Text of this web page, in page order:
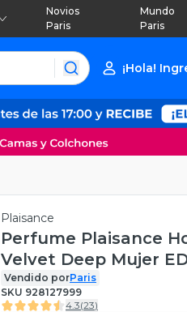
Novios
Paris
Mundo
Paris
¡Hola!
Plaisance
Perfume Plaisance
Velvet Deep Mujer
ml
Vendido porParis
SKU 928127999
4.3(23)